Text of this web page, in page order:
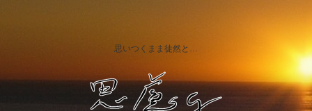
思いつくまま徒然と…